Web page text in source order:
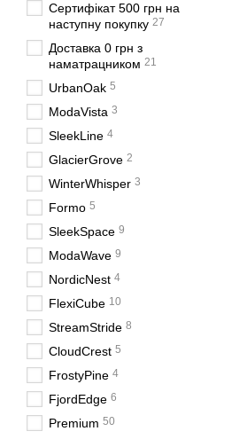
Сертифікат 500 грн на
наступну покупку 27
Доставка 0 грн з
наматрацником 21
UrbanOak 5
ModaVista 3
SleekLine 4
GlacierGrove 2
WinterWhisper 3
Formo 5
SleekSpace 9
ModaWave 9
NordicNest 4
FlexiCube 10
StreamStride 8
CloudCrest 5
FrostyPine 4
FjordEdge 6
Premium 50